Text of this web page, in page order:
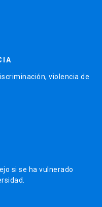
violencia de
si se ha vulnerado